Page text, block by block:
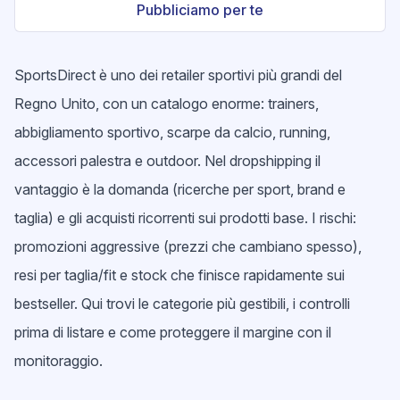
Pubbliciamo per te
SportsDirect è uno dei retailer sportivi più grandi del
Regno Unito, con un catalogo enorme: trainers,
abbigliamento sportivo, scarpe da calcio, running,
accessori palestra e outdoor. Nel dropshipping il
vantaggio è la domanda (ricerche per sport, brand e
taglia) e gli acquisti ricorrenti sui prodotti base. I rischi:
promozioni aggressive (prezzi che cambiano spesso),
resi per taglia/fit e stock che finisce rapidamente sui
bestseller. Qui trovi le categorie più gestibili, i controlli
prima di listare e come proteggere il margine con il
monitoraggio.